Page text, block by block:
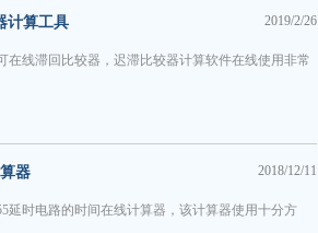
2019/2/26
计算工具
线滞回比较器，迟滞比较器计算软件在线使用非常
2018/12/11
器
延时电路的时间在线计算器，该计算器使用十分方